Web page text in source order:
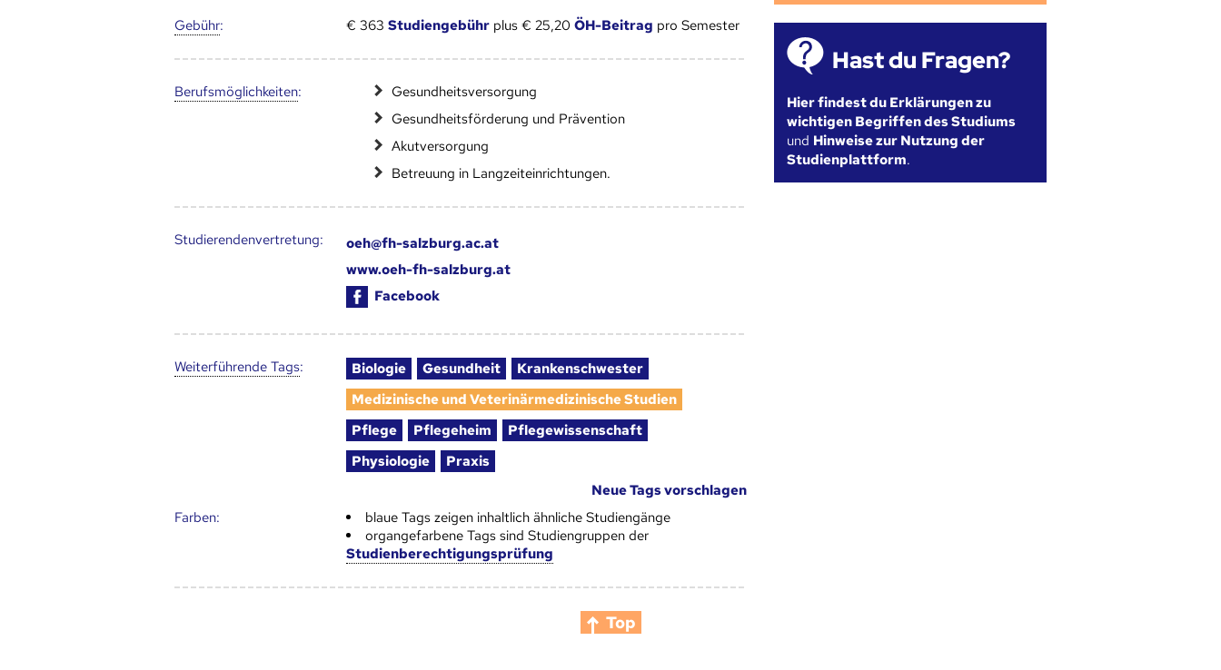
Gebühr: € 363 Studiengebührplus € 25,20 ÖH-Beitrag pro Semester
Berufs­möglich­keiten:
Gesundheitsversorgung
Gesundheitsförderung und Prävention
Akutversorgung
Betreuung in Langzeiteinrichtungen.
Studierendenvertretung:
oeh@fh-salzburg.ac.at
www.oeh-fh-salzburg.at
Facebook
Weiter­führende Tags: Biologie Gesundheit
Krankenschwester
Medizinische und Veterinärmedizinische Studien
Pflege
Pflegeheim
Pflegewissenschaft
Physiologie
Praxis
Neue Tags vorschlagen
Farben:
blaue Tags zeigen inhaltlich ähnliche Studiengänge
organgefarbene Tags sind Studiengruppen der
Studienberechtigungsprüfung
Hast du Fragen?
Hier findest du Erklärungen zu
wichtigen Begriffen des Studiums
und Hinweise zur Nutzung der
Studienplattform.
Top